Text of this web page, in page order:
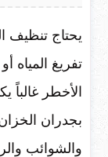
يحتاج تنظيف
تفريغ المياه
الأخطر غالباً
بجدران
والشوائب